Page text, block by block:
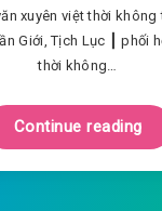
xuyên việt thời không
Giới, Tịch Lục ┃ phối
thời không…
Continue reading